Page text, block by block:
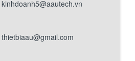
kinhdoanh5@aautech.vn
thietbiaau@gmail.com